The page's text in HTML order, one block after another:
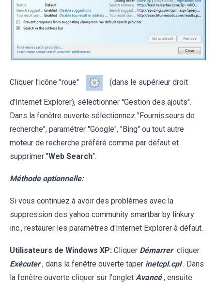
Cliquer l'icône ''roue'' (dans le supérieur droit
d'Internet Explorer), sélectionner ''Gestion des ajouts''.
Dans la fenêtre ouverte sélectionnez ''Fournisseurs de
recherche'', paramétrer "Google", "Bing" ou tout autre
moteur de recherche préféré comme par défaut et
supprimer "Web Search".
Méthode optionnelle:
Si vous continuez à avoir des problèmes avec la
suppression des yahoo community smartbar by linkury
inc., restaurer les paramètres d'Internet Explorer à défaut.
Utilisateurs de Windows XP: Cliquer Démarrer cliquer
Exécuter , dans la fenêtre ouverte taper inetcpl.cpl . Dans
la fenêtre ouverte cliquer sur l'onglet Avancé , ensuite